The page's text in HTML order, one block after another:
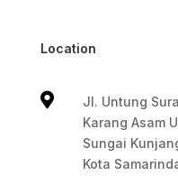
Location

Jl. Untung
Karang Asam
Sungai
Kota